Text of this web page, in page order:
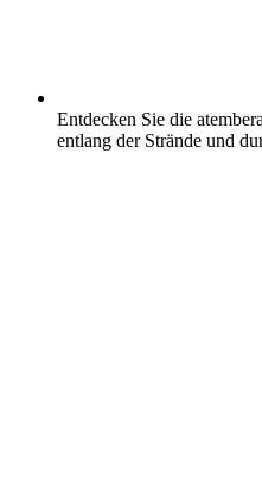
Entdecken Sie die
entlang der Strände und